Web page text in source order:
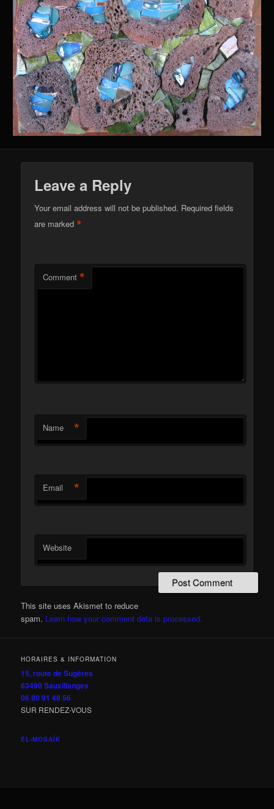
Leave a Reply
Your email address will not be published. Required fields
are marked*
Comment *
Name *
Email *
Website
This site uses Akismet to reduce
spam. Learn how your comment data is processed.
HORAIRES & INFORMATION
15, route de Sugères
63490 Sauxillanges
06 80 91 48 56
SUR RENDEZ-VOUS
EL-MOSAÏK